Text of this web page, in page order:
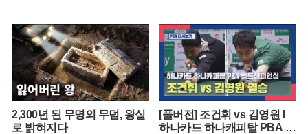
2,300년 된 무명의 무덤, 왕실
로 밝혀지다
[풀버전] 조건휘 vs 김영원 I
하나카드 하나캐피탈 PBA 월